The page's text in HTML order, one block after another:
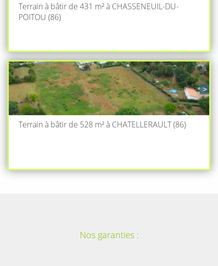
Terrain à bâtir de 431 m² à CHASSENEUIL-DU-
POITOU (86)
Terrain à bâtir de 528 m² à CHATELLERAULT (86)
Nos garanties :